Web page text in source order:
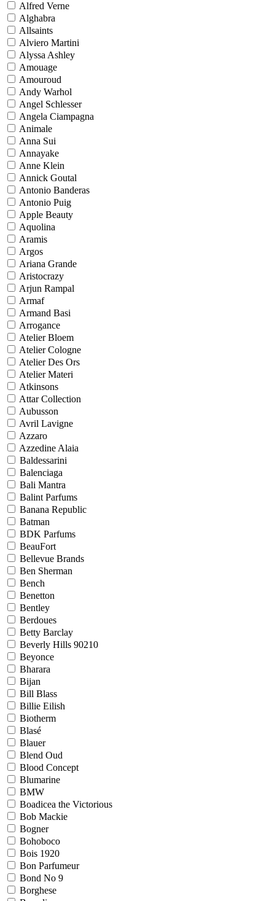
Alfred Verne
Alghabra
Allsaints
Alviero Martini
Alyssa Ashley
Amouage
Amouroud
Andy Warhol
Angel Schlesser
Angela Ciampagna
Animale
Anna Sui
Annayake
Anne Klein
Annick Goutal
Antonio Banderas
Antonio Puig
Apple Beauty
Aquolina
Aramis
Argos
Ariana Grande
Aristocrazy
Arjun Rampal
Armaf
Armand Basi
Arrogance
Atelier Bloem
Atelier Cologne
Atelier Des Ors
Atelier Materi
Atkinsons
Attar Collection
Aubusson
Avril Lavigne
Azzaro
Azzedine Alaia
Baldessarini
Balenciaga
Bali Mantra
Balint Parfums
Banana Republic
Batman
BDK Parfums
BeauFort
Bellevue Brands
Ben Sherman
Bench
Benetton
Bentley
Berdoues
Betty Barclay
Beverly Hills 90210
Beyonce
Bharara
Bijan
Bill Blass
Billie Eilish
Biotherm
Blasé
Blauer
Blend Oud
Blood Concept
Blumarine
BMW
Boadicea the Victorious
Bob Mackie
Bogner
Bohoboco
Bois 1920
Bon Parfumeur
Bond No 9
Borghese